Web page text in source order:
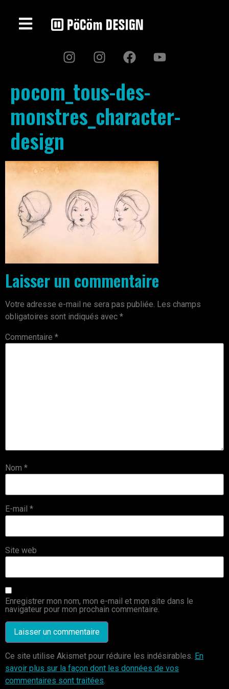
pocom_tous-des-
monstres_character-
design
Laisser un commentaire
Votre adresse e-mail ne sera pas publiée. Les champs
obligatoires sont indiqués avec *
Commentaire *
Nom *
E-mail *
Site web
Enregistrer mon nom, mon e-mail et mon site dans le
navigateur pour mon prochain commentaire.
Ce site utilise Akismet pour réduire les indésirables. En
savoir plus sur la façon dont les données de vos
commentaires sont traitées.